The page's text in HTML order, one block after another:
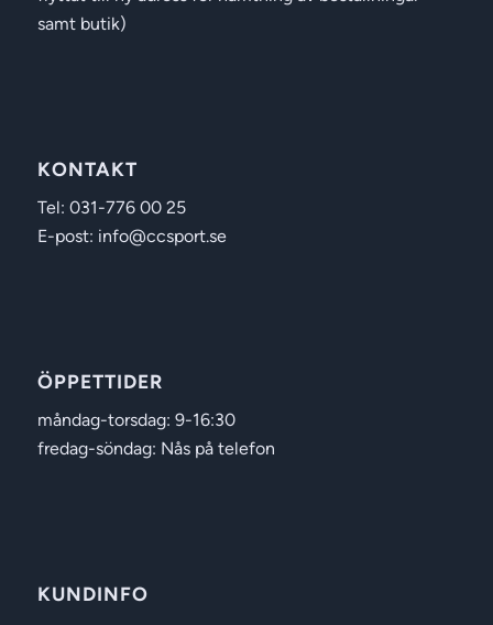
samt butik)
KONTAKT
Tel: 031-776 00 25
E-post: info@ccsport.se
ÖPPETTIDER
måndag-torsdag: 9-16:30
fredag-söndag: Nås på telefon
KUNDINFO